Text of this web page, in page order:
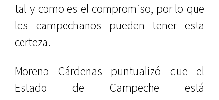
tal y como es el compromiso, por lo que
los campechanos pueden tener esta
certeza.
Moreno Cárdenas puntualizó que el
Estado de Campeche está